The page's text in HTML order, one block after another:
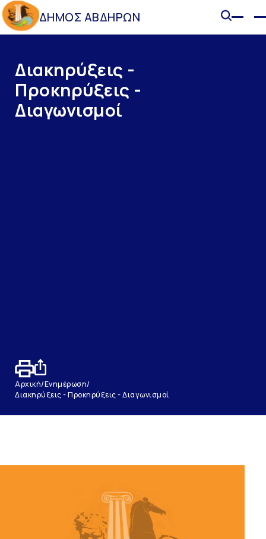
ΔΗΜΟΣ ΑΒΔΗΡΩΝ
Διακηρύξεις -
Προκηρύξεις -
Διαγωνισμοί
Αρχική/Ενημέρωση/
Διακηρύξεις - Προκηρύξεις - Διαγωνισμοί